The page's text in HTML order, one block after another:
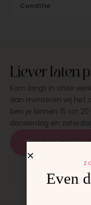
Conditie
Liever laten
Kom langs in onze
dan monteren wij het
ben je binnen 15 tot
donderdag en
Plan een
App: 06 - 2862
Even